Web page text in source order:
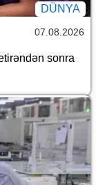
DÜNYA
07.08.2026
sonra